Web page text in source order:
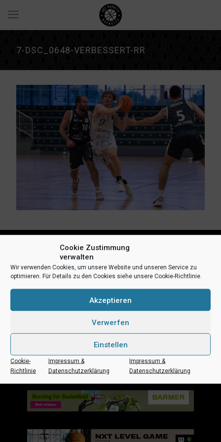
Cookie Zustimmung
verwalten
Wir verwenden Cookies, um unsere Website und unseren Service zu
optimieren. Für Details zu den Cookies siehe unsere Cookie-Richtlinie.
Akzeptieren
Verwerfen
Einstellen
Cookie-
Richtlinie
Impressum &
Datenschutzerklärung
Impressum &
Datenschutzerklärung
7-DSC_0648-VERBESSERT-RR
Uni Baskets auf Social Media
Impressum Datenschutz Kontakt Sponsoren